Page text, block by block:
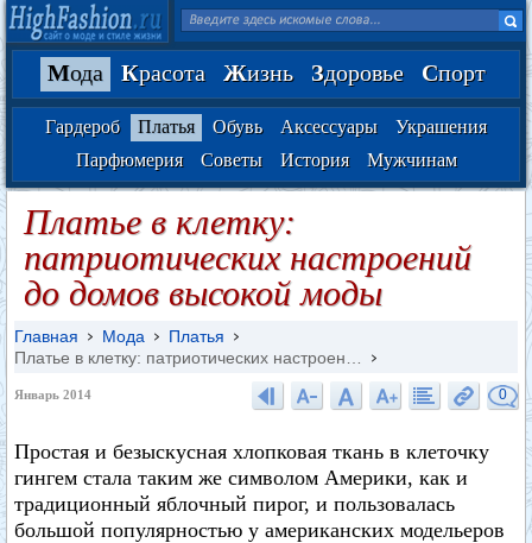
Мода Красота Жизнь Здоровье Спорт
Гардероб Платья Обувь Аксессуары
Украшения
Парфюмерия
Советы История Мужчинам
Платье в клетку:
патриотических настроений
до домов высокой моды
Главная Мода
Платья
Платье в клетку: патриотических настроен…
Январь 2014 0
Простая и безыскусная хлопковая ткань в клеточку
гингем стала таким же символом Америки, как и
традиционный яблочный пирог, и пользовалась
большой популярностью у американских модельеров